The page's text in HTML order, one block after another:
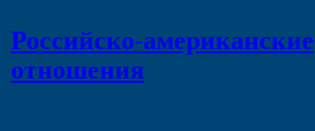
Российско-американские
отношения